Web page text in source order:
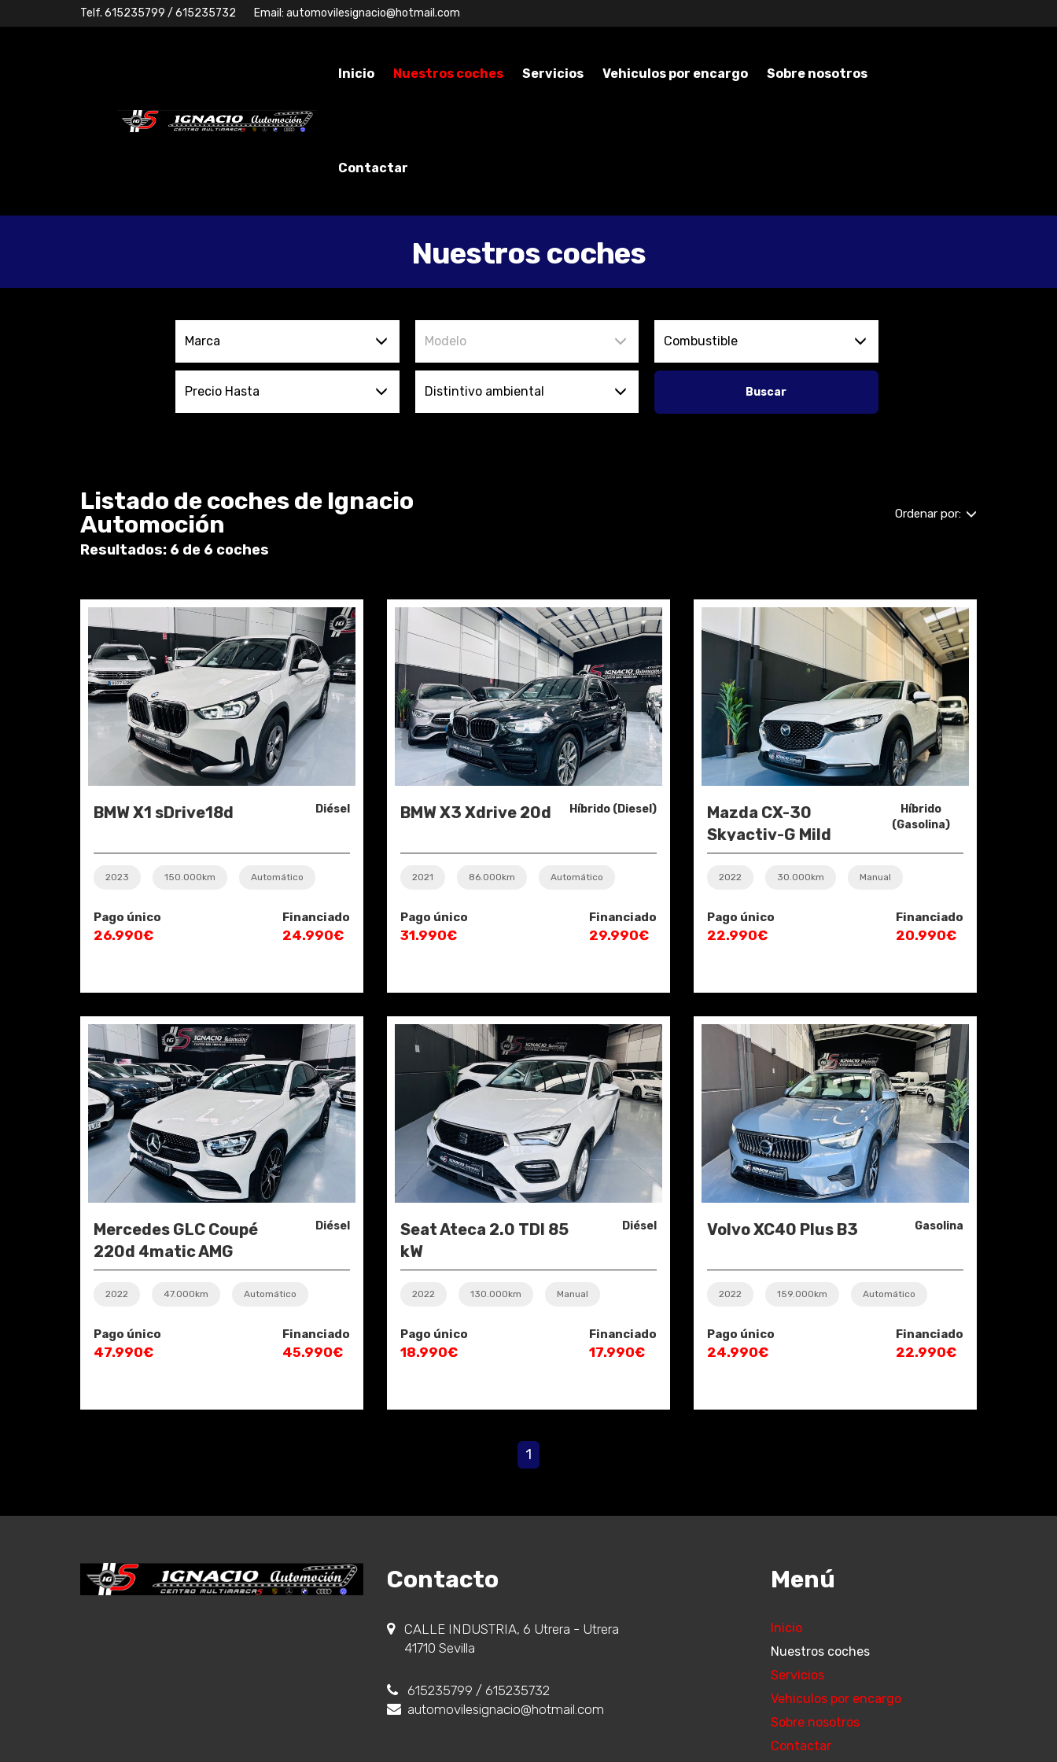
Telf. 615235799 / 615235732 Email: automovilesignacio@hotmail.com
Inicio Nuestros coches Servicios Vehiculos por encargo Sobre nosotros
Contactar
Nuestros coches
Marca Modelo Combustible
Precio Hasta Distintivo ambiental Buscar
Listado de coches de Ignacio
Automoción
Resultados: 6 de 6 coches
Ordenar por:
BMW X1 sDrive18d Diésel
2023 150.000km Automático
Pago único
26.990€
Financiado
24.990€
BMW X3 Xdrive 20d Híbrido (Diesel)
2021 86.000km Automático
Pago único
31.990€
Financiado
29.990€
Mazda CX-30
Skyactiv-G Mild
Hybrid Evolution
Híbrido
(Gasolina)
2022 30.000km Manual
Pago único
22.990€
Financiado
20.990€
Mercedes GLC Coupé
220d 4matic AMG
Line
Diésel
2022 47.000km Automático
Pago único
47.990€
Financiado
45.990€
Seat Ateca 2.0 TDI 85
kW
Diésel
2022 130.000km Manual
Pago único
18.990€
Financiado
17.990€
Volvo XC40 Plus B3 Gasolina
2022 159.000km Automático
Pago único
24.990€
Financiado
22.990€
1
Contacto
CALLE INDUSTRIA, 6 Utrera - Utrera
41710 Sevilla
615235799 / 615235732
automovilesignacio@hotmail.com
Menú
Inicio
Nuestros coches
Servicios
Vehiculos por encargo
Sobre nosotros
Contactar